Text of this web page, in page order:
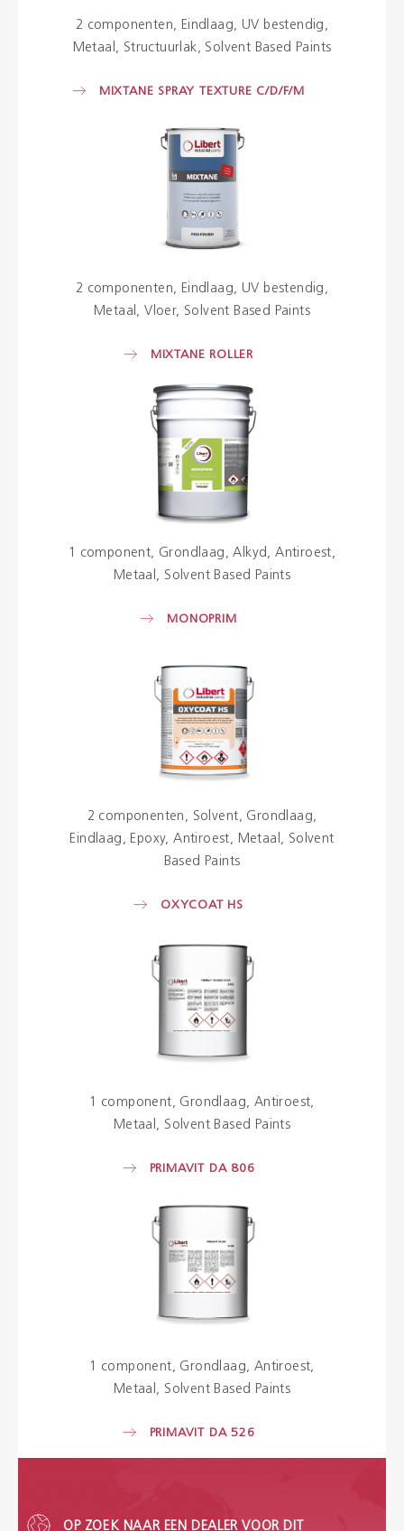
2 componenten Eindlaag
UV bestendig
Metaal
Structuurlak Solvent Based Paints
MIXTANE SPRAY TEXTURE C/D/F/M
2 componenten Eindlaag
UV bestendig
Metaal
Vloer Solvent Based Paints
MIXTANE ROLLER
1 component Grondlaag Alkyd
Antiroest
Metaal
Solvent Based Paints
MONOPRIM
2 componenten Solvent
Grondlaag
Eindlaag
Epoxy Antiroest Metaal
Solvent
Based Paints
OXYCOAT HS
1 component Grondlaag
Antiroest
Metaal
Solvent Based Paints
PRIMAVIT DA 806
1 component Grondlaag
Antiroest
Metaal
Solvent Based Paints
PRIMAVIT DA 526
OP ZOEK NAAR EEN DEALER VOOR DIT